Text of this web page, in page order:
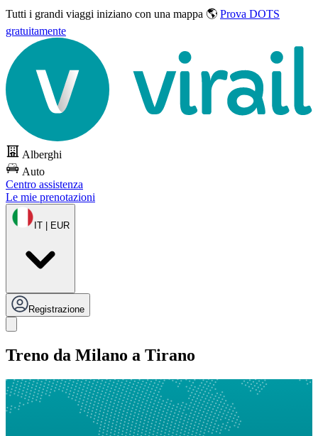
Tutti i grandi viaggi iniziano con una mappa 🌎 Prova DOTS
gratuitamente
Alberghi
Auto
Centro assistenza
Le mie prenotazioni
IT | EUR
Registrazione
Treno da Milano a Tirano